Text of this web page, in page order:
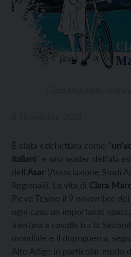
È stata etichettata come “
italiani” e una leader dell’ala
dell’Asar (Associazione Studi
Regionali). La vita di Clara
Pieve Tesino il 9 novembre
ogni caso un importante
trentina a cavallo tra la
mondiale e il dopoguerra,
Alto Adige in particolar modo